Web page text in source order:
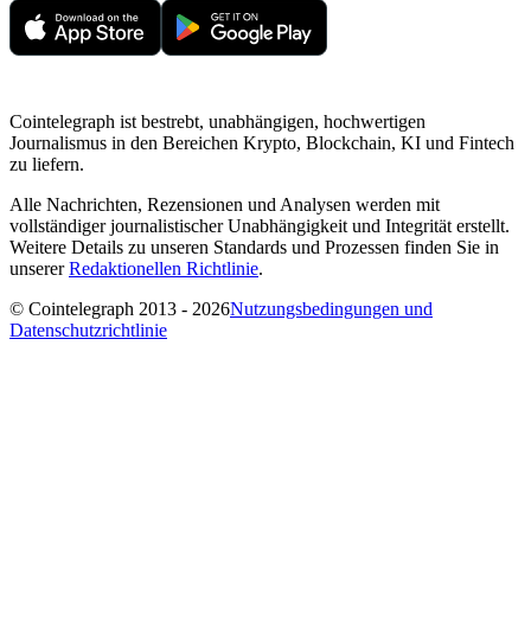
Cointelegraph ist bestrebt, unabhängigen, hochwertigen
Journalismus in den Bereichen Krypto, Blockchain, KI und Fintech
zu liefern.
Alle Nachrichten, Rezensionen und Analysen werden mit
vollständiger journalistischer Unabhängigkeit und Integrität erstellt.
Weitere Details zu unseren Standards und Prozessen finden Sie in
unsererRedaktionellen Richtlinie.
© Cointelegraph 2013 - 2026Nutzungsbedingungen und
Datenschutzrichtlinie